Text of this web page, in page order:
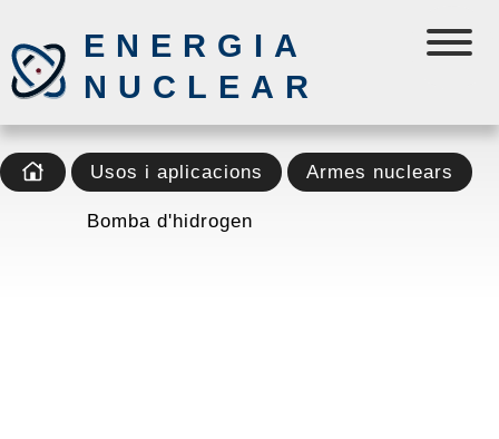
ENERGIA
NUCLEAR
Usos i aplicacions Armes nuclears
Bomba d'hidrogen